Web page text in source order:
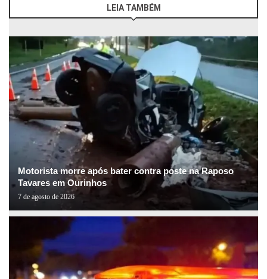
LEIA TAMBÉM
Motorista morre após bater contra poste na Raposo
Tavares em Ourinhos
7 de agosto de 2026